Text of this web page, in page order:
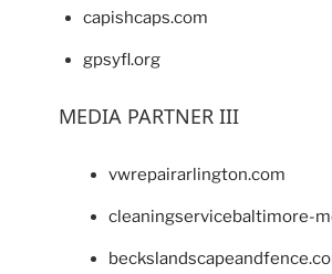
capishcaps.com
gpsyfl.org
MEDIA PARTNER III
vwrepairarlington.com
cleaningservicebaltimore-